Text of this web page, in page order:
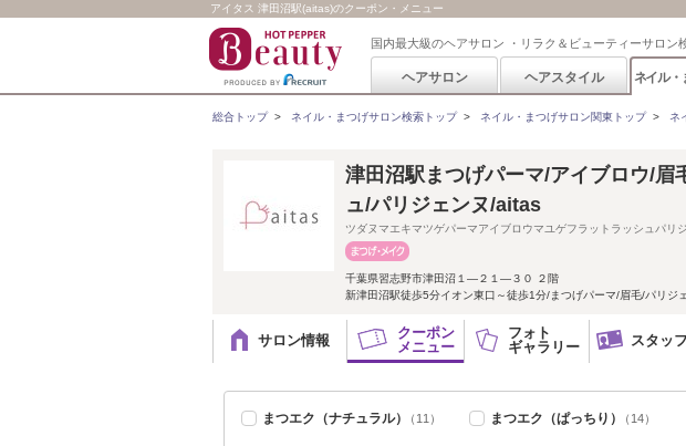
アイタス 津田沼駅(aitas)のクーポン・メニュー
国内最大級のヘアサロン ・リラク＆ビューティーサロン
ヘアサロン ヘアスタイル ネイル・
総合トップ> ネイル・まつげサロン検索トップ> ネイル・まつげサロン関東トップ> ネ
津田沼駅まつげパーマ/アイブロウ/眉
ュ/パリジェンヌ/aitas
ツダヌマエキマツゲパーマアイブロウマユゲフラットラッシュパリ
千葉県習志野市津田沼１―２１―３０ ２階
新津田沼駅徒歩5分イオン東口～徒歩1分/まつげパーマ/眉毛/パリジ
サロン情報
クーポン
メニュー
フォト
ギャラリー
スタッフ
まつエク（ナチュラル） （11） まつエク（ぱっちり） （14）